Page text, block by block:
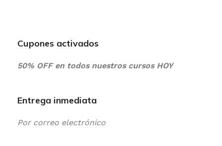
Cupones activados
50% OFF en todos nuestros cursos HOY
Entrega inmediata
Por correo electrónico